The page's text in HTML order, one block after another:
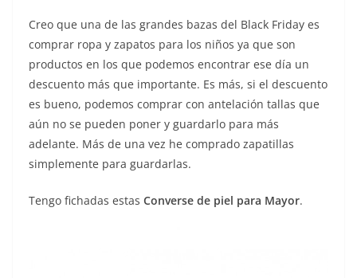
Creo que una de las grandes bazas del Black Friday es
comprar ropa y zapatos para los niños ya que son
productos en los que podemos encontrar ese día un
descuento más que importante. Es más, si el descuento
es bueno, podemos comprar con antelación tallas que
aún no se pueden poner y guardarlo para más
adelante. Más de una vez he comprado zapatillas
simplemente para guardarlas.
Tengo fichadas estas Converse de piel para Mayor.